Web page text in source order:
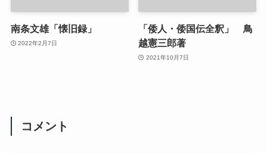
南条文雄「懐旧録」
2022年2月7日
「倭人・倭国伝全釈」 鳥
越憲三郎著
2021年10月7日
コメント